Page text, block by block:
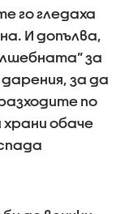
го гледаха
И допълва,
за
за да
по
храни обаче